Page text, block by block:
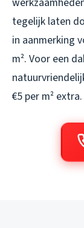
tegelijk laten
in aanmerking
m². Voor een
€5 per m² extra.